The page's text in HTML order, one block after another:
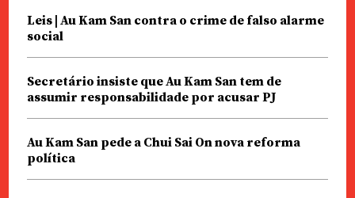
Leis | Au Kam San contra o crime de falso alarme
social
Secretário insiste que Au Kam San tem de
assumir responsabilidade por acusar PJ
Au Kam San pede a Chui Sai On nova reforma
política